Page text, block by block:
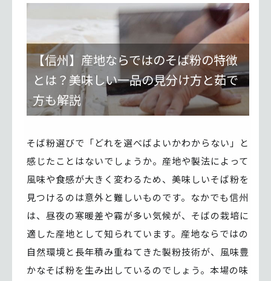
【信州】産地ならではのそば粉の特徴
とは？美味しい一品の見分け方と茹で
方も解説
そば粉選びで「どれを選べばよいかわからない」と
感じたことはないでしょうか。産地や製法によって
風味や食感が大きく変わるため、美味しいそば粉を
見つけるのは意外と難しいものです。なかでも信州
は、昼夜の寒暖差や霧が多い気候が、そばの栽培に
適した産地として知られています。産地ならではの
自然環境と長年積み重ねてきた製粉技術が、風味豊
かなそば粉を生み出しているのでしょう。本場の味